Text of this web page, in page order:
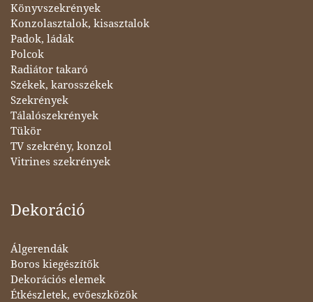
Könyvszekrények
Konzolasztalok, kisasztalok
Padok, ládák
Polcok
Radiátor takaró
Székek, karosszékek
Szekrények
Tálalószekrények
Tükör
TV szekrény, konzol
Vitrines szekrények
Dekoráció
Álgerendák
Boros kiegészítők
Dekorációs elemek
Étkészletek, evőeszközök